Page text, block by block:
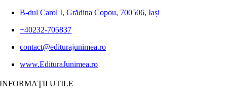
B-dul Carol I, Grădina Copou, 700506, Iași
+40232-705837
contact@editurajunimea.ro
www.EdituraJunimea.ro
INFORMAŢII UTILE